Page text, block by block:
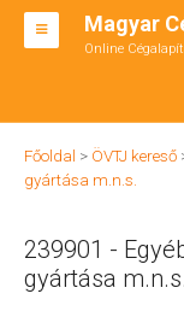
Magyar
Online
BT ALAPÍTÁS
RT ALAPÍTÁS
ÁTALAKULÁS
Főoldal > ÖVTJ kereső
gyártása m.n.s.
239901 -
gyártása m.n.s.